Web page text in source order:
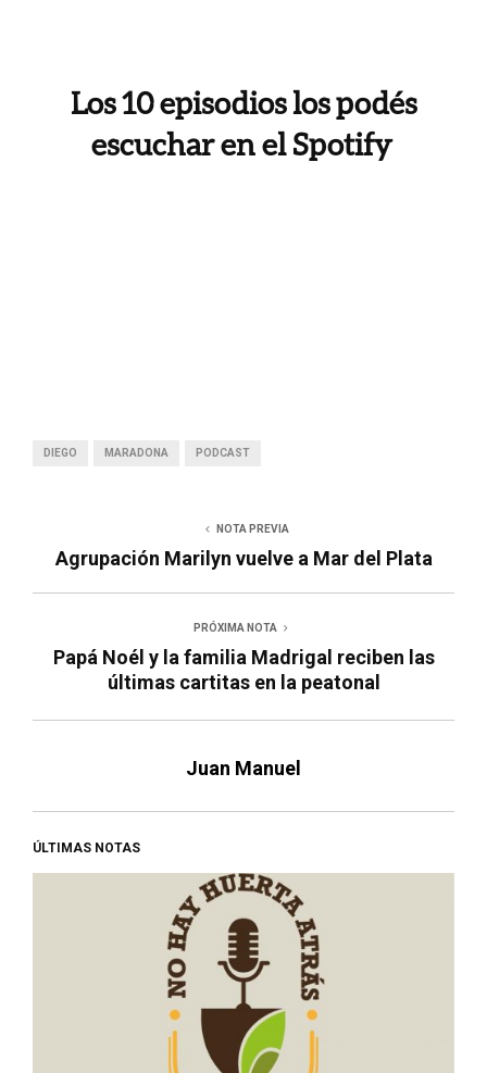
Los 10 episodios los podés
escuchar en el Spotify
DIEGO MARADONA PODCAST
NOTA PREVIA
Agrupación Marilyn vuelve a Mar del Plata
PRÓXIMA NOTA
Papá Noél y la familia Madrigal reciben las
últimas cartitas en la peatonal
Juan Manuel
ÚLTIMAS NOTAS